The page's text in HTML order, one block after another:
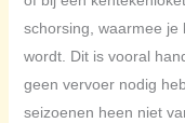
schorsing, waarmee
wordt. Dit is vooral
geen vervoer nodig
seizoenen heen niet